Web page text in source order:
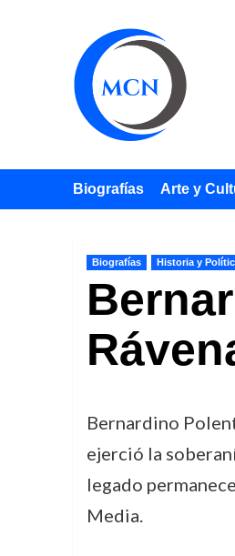
Biografías Arte y
Biografías Historia y
Bernardino
ejerció la
legado
Media.